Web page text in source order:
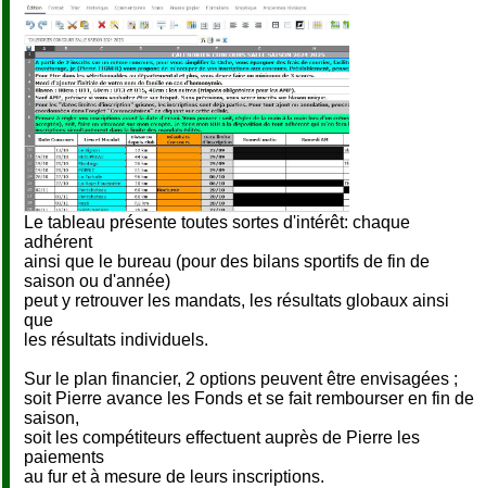
Le tableau présente toutes sortes d'intérêt: chaque
adhérent
ainsi que le bureau (pour des bilans sportifs de fin de
saison ou d'année)
peut y retrouver les mandats, les résultats globaux ainsi
que
les résultats individuels.
Sur le plan financier, 2 options peuvent être envisagées ;
soit Pierre avance les Fonds et se fait rembourser en fin de
saison,
soit les compétiteurs effectuent auprès de Pierre les
paiements
au fur et à mesure de leurs inscriptions.